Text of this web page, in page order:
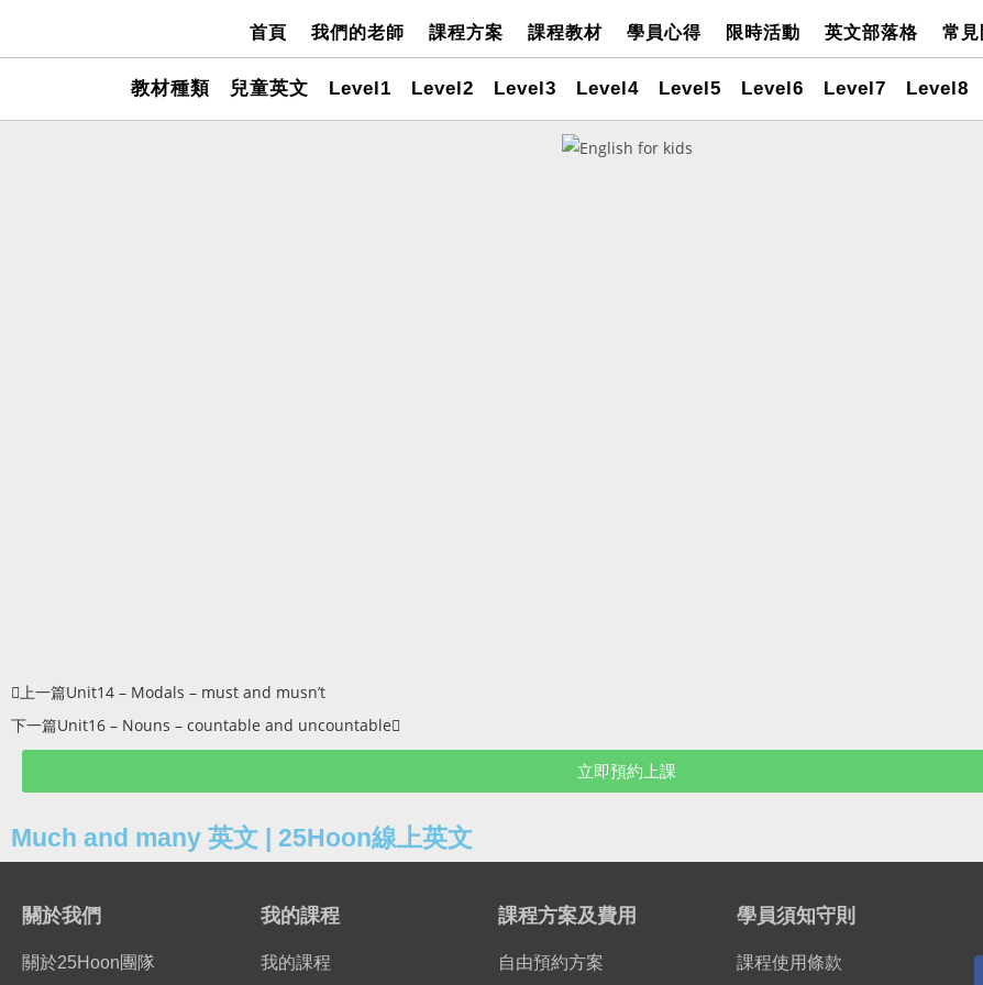
首頁 我們的老師 課程方案 課程教材 學員心得 限時活動 英文部落格 常見
教材種類 兒童英文 Level1 Level2 Level3 Level4 Level5 Level6 Level7 Level8
上一篇Unit14 – Modals – must and musn’t
下一篇Unit16 – Nouns – countable and uncountable
立即預約上課
Much and many 英文 | 25Hoon線上英文
關於我們
關於25Hoon團隊
我的課程
我的課程
課程方案及費用
自由預約方案
學員須知守則
課程使用條款